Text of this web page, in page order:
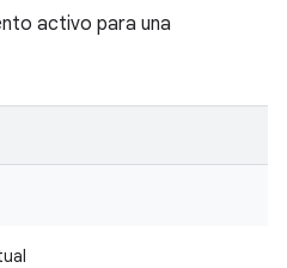
activo para una